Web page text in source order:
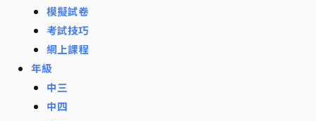
模擬試卷
考試技巧
網上課程
年級
中三
中四